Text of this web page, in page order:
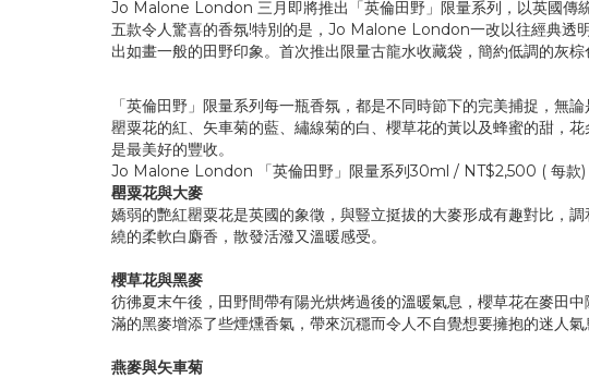
Jo Malone London 三月即將推出「英倫田野」限量系列，以英國傳
五款令人驚喜的香氛!特別的是，Jo Malone London一改以往經典透
出如畫一般的田野印象。首次推出限量古龍水收藏袋，簡約低調的灰棕
「英倫田野」限量系列每一瓶香氛，都是不同時節下的完美捕捉，無
罌粟花的紅、矢車菊的藍、繡線菊的白、櫻草花的黃以及蜂蜜的甜，
是最美好的豐收。
Jo Malone London 「英倫田野」限量系列30ml / NT$2,500 ( 每款)
罌粟花與大麥
嬌弱的艷紅罌粟花是英國的象徵，與豎立挺拔的大麥形成有趣對比，
繞的柔軟白麝香，散發活潑又溫暖感受。
櫻草花與黑麥
彷彿夏末午後，田野間帶有陽光烘烤過後的溫暖氣息，櫻草花在麥田
滿的黑麥增添了些煙燻香氣，帶來沉穩而令人不自覺想要擁抱的迷人氣
燕麥與矢車菊